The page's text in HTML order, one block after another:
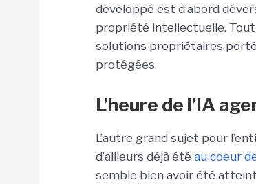
développé est d’abord
propriété intellectuelle.
solutions propriétaires
protégées.
L’heure de l’IA
L’autre grand sujet pour
d’ailleurs déjà été au coeur
semble bien avoir été